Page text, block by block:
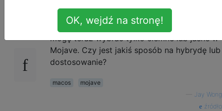
Wolę jasne okna z ciemnym paskiem menu
jak w High Sierra. Wygląda jednak na to, że
mogę teraz wybrać tylko ciemne lub jasne w
Mojave. Czy jest jakiś sposób na hybrydę lub
dostosowanie?
macos
mojave
Jay Wong
źródło
OK, wejdź na stronę!